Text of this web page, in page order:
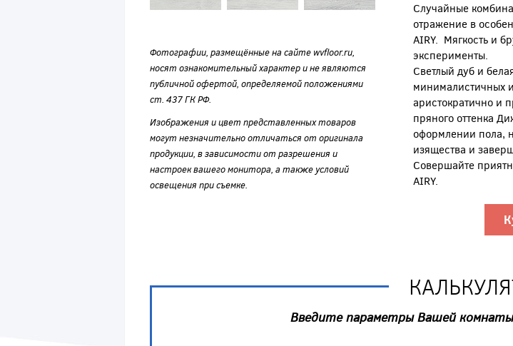
Фотографии, размещённые на сайте wvfloor.ru,
носят ознакомительный характер и не являются
публичной офертой, определяемой положениями
ст. 437 ГК РФ.
Изображения и цвет представленных товаров
могут незначительно отличаться от оригинала
продукции, в зависимости от разрешения и
настроек вашего монитора, а также условий
освещения при съемке.
Случайные
отражение в
AIRY. Мягкость и
эксперименты.
Светлый дуб и
минималистичных
аристократично и
пряного оттенка
оформлении пола,
изящества и
Совершайте
AIRY.
Введите параметры Вашей